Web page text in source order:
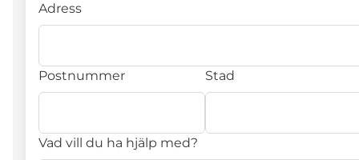
Adress
Postnummer Stad
Vad vill du ha hjälp med?